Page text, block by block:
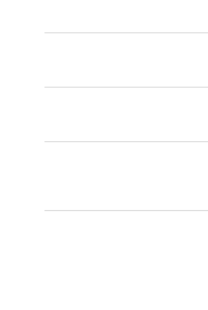
Länge:157 cm
Breite:98 cm
Dicke:7 mm